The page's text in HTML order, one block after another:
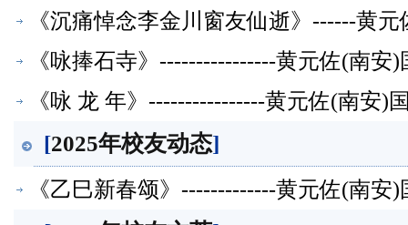
《沉痛悼念李金川窗友仙逝》------黄
《咏捧石寺》----------------黄元佐(南
《咏 龙 年》----------------黄元佐(南安)
[2025年校友动态]
《乙巳新春颂》-------------黄元佐(南